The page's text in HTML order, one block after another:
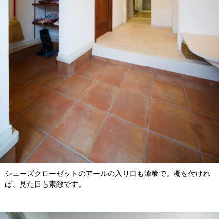
シューズクローゼットのアールの入り口も漆喰で。棚を付けれ
ば、見た目も素敵です。